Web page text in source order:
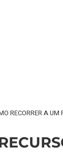
RECORRER A UM